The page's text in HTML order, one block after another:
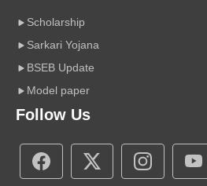
Scholarship
Sarkari Yojana
BSEB Update
Model paper
Follow Us